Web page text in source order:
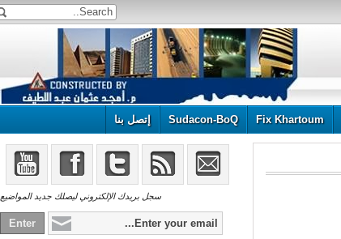
Fix Khartoum
Sudacon-BoQ إتصل بنا
سجل بريدك الإلكتروني ليصلك جديد المواضيع